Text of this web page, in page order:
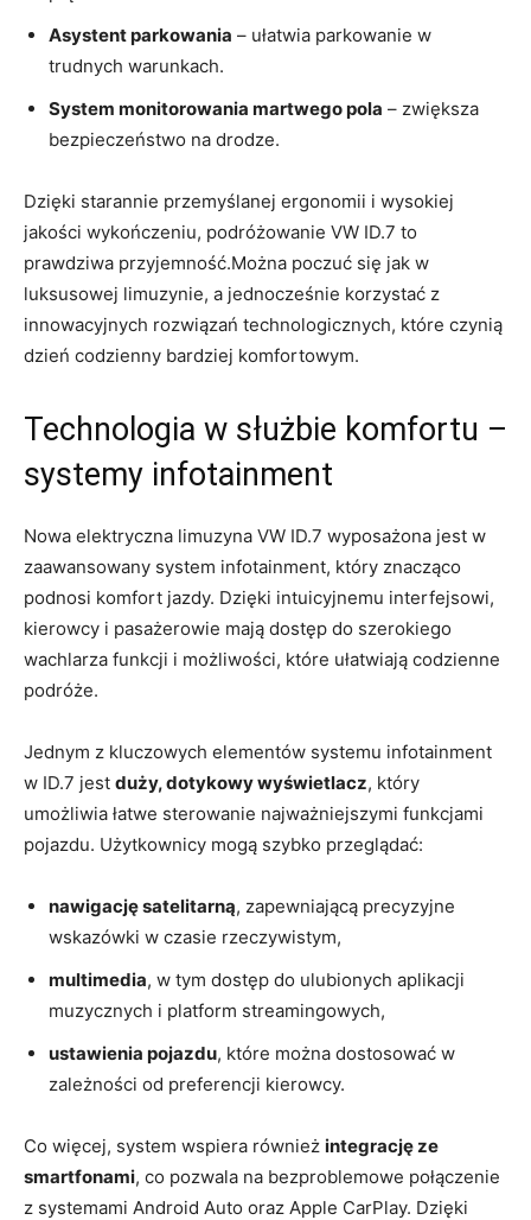
Asystent parkowania – ułatwia parkowanie w
trudnych warunkach.
System monitorowania martwego pola – zwiększa
bezpieczeństwo na drodze.
Dzięki starannie przemyślanej ergonomii i wysokiej
jakości wykończeniu, podróżowanie VW ID.7 to
prawdziwa przyjemność.Można poczuć się jak w
luksusowej limuzynie, a jednocześnie korzystać z
innowacyjnych rozwiązań technologicznych, które czynią
dzień codzienny bardziej komfortowym.
Technologia w służbie komfortu –
systemy infotainment
Nowa elektryczna limuzyna VW ID.7 wyposażona jest w
zaawansowany system infotainment, który znacząco
podnosi komfort jazdy. Dzięki intuicyjnemu interfejsowi,
kierowcy i pasażerowie mają dostęp do szerokiego
wachlarza funkcji i możliwości, które ułatwiają codzienne
podróże.
Jednym z kluczowych elementów systemu infotainment
w ID.7 jest duży, dotykowy wyświetlacz, który
umożliwia łatwe sterowanie najważniejszymi funkcjami
pojazdu. Użytkownicy mogą szybko przeglądać:
nawigację satelitarną, zapewniającą precyzyjne
wskazówki w czasie rzeczywistym,
multimedia, w tym dostęp do ulubionych aplikacji
muzycznych i platform streamingowych,
ustawienia pojazdu, które można dostosować w
zależności od preferencji kierowcy.
Co więcej, system wspiera również integrację ze
smartfonami, co pozwala na bezproblemowe połączenie
z systemami Android Auto oraz Apple CarPlay. Dzięki